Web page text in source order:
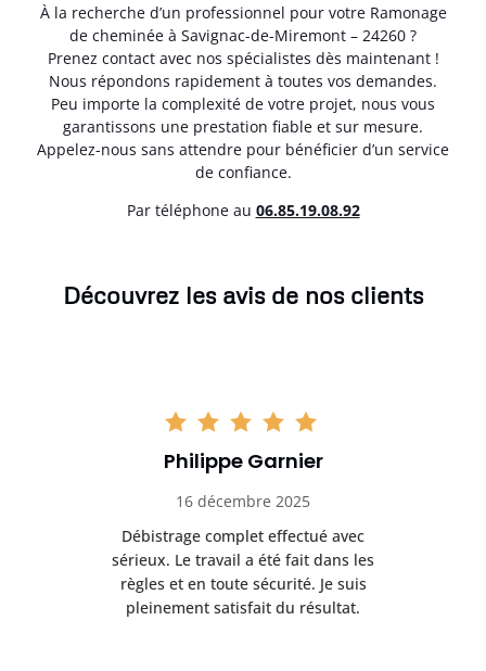
À la recherche d’un professionnel pour votre Ramonage
de cheminée à Savignac-de-Miremont – 24260 ?
Prenez contact avec nos spécialistes dès maintenant !
Nous répondons rapidement à toutes vos demandes.
Peu importe la complexité de votre projet, nous vous
garantissons une prestation fiable et sur mesure.
Appelez-nous sans attendre pour bénéficier d’un service
de confiance.
Par téléphone au 06.85.19.08.92
Découvrez les avis de nos clients
Philippe Garnier
16 décembre 2025
Débistrage complet effectué avec
sérieux. Le travail a été fait dans les
règles et en toute sécurité. Je suis
pleinement satisfait du résultat.